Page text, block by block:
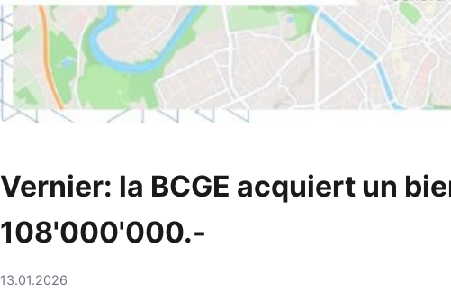
Vernier: la BCGE acquiert un
108'000'000.-
13.01.2026